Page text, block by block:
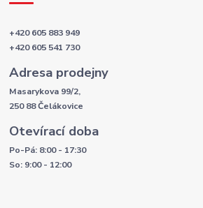
+420 605 883 949
+420 605 541 730
Adresa prodejny
Masarykova 99/2,
250 88 Čelákovice
Otevírací doba
Po-Pá: 8:00 - 17:30
So: 9:00 - 12:00